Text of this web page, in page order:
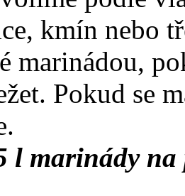
kmín nebo
marinádou,
Pokud se
l marinády